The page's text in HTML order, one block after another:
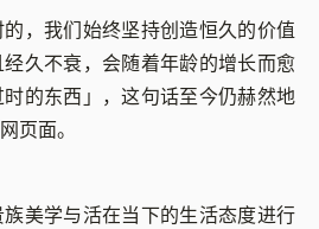
的，我们始终坚持创造恒久的价值
久不衰，会随着年龄的增长而愈
的东西」，这句话至今仍赫然地
页面。
美学与活在当下的生活态度进行